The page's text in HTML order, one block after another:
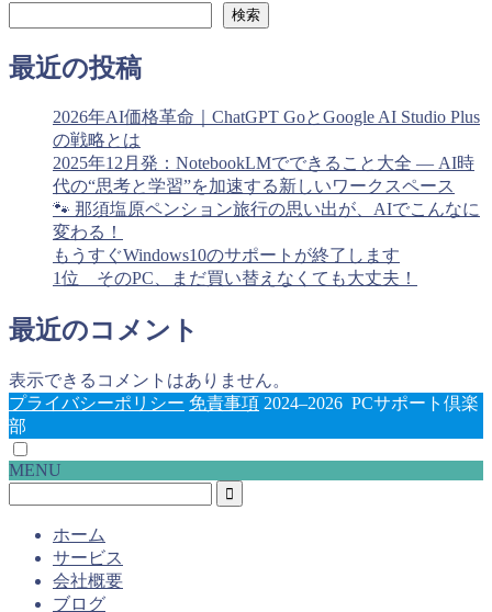
検索
最近の投稿
2026年AI価格革命｜ChatGPT GoとGoogle AI Studio Plus
の戦略とは
2025年12月発：NotebookLMでできること大全 ― AI時
代の“思考と学習”を加速する新しいワークスペース
🐾 那須塩原ペンション旅行の思い出が、AIでこんなに
変わる！
もうすぐWindows10のサポートが終了します
1位 そのPC、まだ買い替えなくても大丈夫！
最近のコメント
表示できるコメントはありません。
プライバシーポリシー 免責事項 2024–2026 PCサポート倶楽
部
MENU
ホーム
サービス
会社概要
ブログ